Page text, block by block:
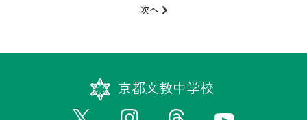
ゲ
次へ
京都文教中学校